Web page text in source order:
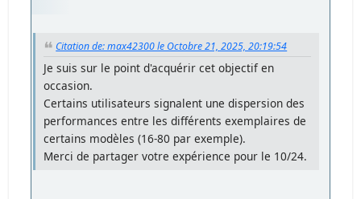
Citation de: max42300 le Octobre 21, 2025, 20:19:54
Je suis sur le point d'acquérir cet objectif en
occasion.
Certains utilisateurs signalent une dispersion des
performances entre les différents exemplaires de
certains modèles (16-80 par exemple).
Merci de partager votre expérience pour le 10/24.